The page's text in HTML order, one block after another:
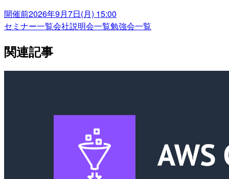
開催前2026年9月7日(月) 15:00
セミナー一覧会社説明会一覧勉強会一覧
関連記事